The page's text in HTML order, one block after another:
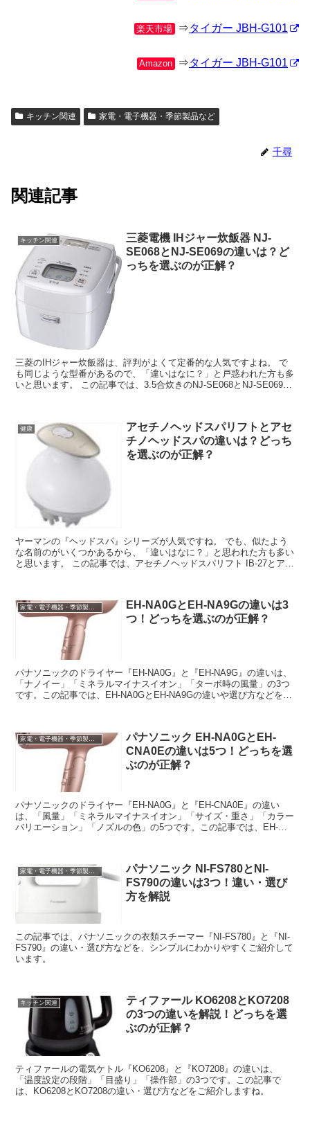
楽天市場 ⇒タイガー JBH-G101
Amazon ⇒タイガー JBH-G101
キッチン関連 家電・電子機器・季節製品など
千尋
関連記事
キッチン関連
三菱電機 IHジャー炊飯器 NJ-
SE068とNJ-SE069の違いは？ど
っちを選ぶのが正解？
三菱のIHジャー炊飯器は、評判がよくて定番的な人気ですよね。 で
も同じような型番があるので、「違いはなに？」と戸惑われた方も多
いと思います。 この記事では、3.5合炊きのNJ-SE068とNJ-SE069の
健康
アセチノヘッドスパリフトとアセ
チノヘッドスパの違いは？どっち
を選ぶのが正解？
ヤーマンの『ヘッドスパ』シリーズが人気ですね。 でも、似たよう
な名前のがいくつかあるから、「違いはなに？」と思われた方も多い
と思います。 この記事では、アセチノヘッドスパリフト IB-27とアセ
EH-NA0GとEH-NA9Gの違いは3
つ！どっちを選ぶのが正解？
パナソニックのドライヤー『EH-NA0G』と『EH-NA9G』の違いは、
「ナノイー」「ミネラルマイナスイオン」「ターボ時の風量」の3つ
です。この記事では、EH-NA0GとEH-NA9Gの違いや選び方などをご
家電・電子機器・季節製品など
パナソニック EH-NA0GとEH-
CNA0Eの違いは5つ！どっちを選
ぶのが正解？
パナソニックのドライヤー『EH-NA0G』と『EH-CNA0E』の違い
は、「風量」「ミネラルマイナスイオン」「サイズ・重さ」「カラー
バリエーション」「ノズルの色」の5つです。この記事では、EH-
パナソニック NI-FS780とNI-
FS790の違いは3つ！違い・選び
方を解説
この記事では、パナソニックの衣類スチーマー『NI-FS780』と『NI-
FS790』の違い・選び方などを、シンプルにわかりやすくご紹介して
います。
キッチン関連
ティファール KO6208とKO7208
の3つの違いを解説！どっちを選
ぶのが正解？
ティファールの電気ケトル『KO6208』と『KO7208』の違いは、
「温度設定の段階」「目盛り」「操作部」の3つです。この記事で
は、KO6208とKO7208の違い・選び方などをご紹介しますね。